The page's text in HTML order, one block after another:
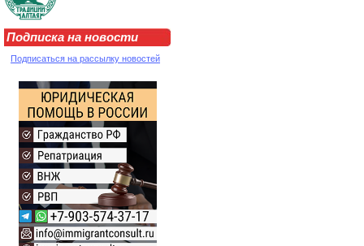
Подписка на новости
Подписаться на рассылку новостей